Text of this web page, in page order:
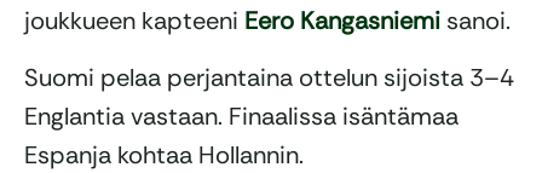
joukkueen kapteeni Eero Kangasniemi sanoi.
Suomi pelaa perjantaina ottelun sijoista 3–4
Englantia vastaan. Finaalissa isäntämaa
Espanja kohtaa Hollannin.